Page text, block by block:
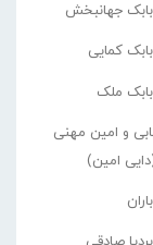
بابک جهانبخش
بابک کمایی
بابک ملک
و امین مهنی
امین)
باران